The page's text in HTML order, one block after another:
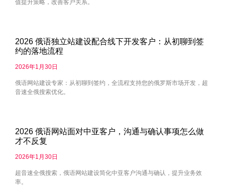
值提升策略，改善客户关系。
2026 俄语独立站建设配合线下开发客户：从初聊到签
约的落地流程
2026年1月30日
俄语网站建设专家：从初聊到签约，全流程支持您的俄罗斯市场开发，超
音速全俄搜索优化。
2026 俄语网站面对中亚客户，沟通与确认事项怎么做
才不反复
2026年1月30日
超音速全俄搜索，俄语网站建设简化中亚客户沟通与确认，提升业务效
率。